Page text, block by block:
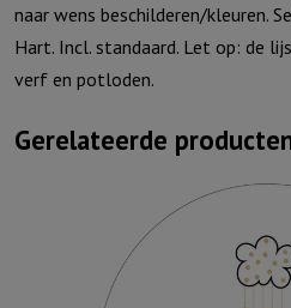
naar wens beschilderen/kleuren.
Hart. Incl. standaard. Let op: de
verf en potloden.
Gerelateerde